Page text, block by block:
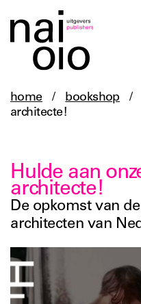
home / bookshop /
architecte!
Hulde aan
architecte!
De opkomst van
architecten van